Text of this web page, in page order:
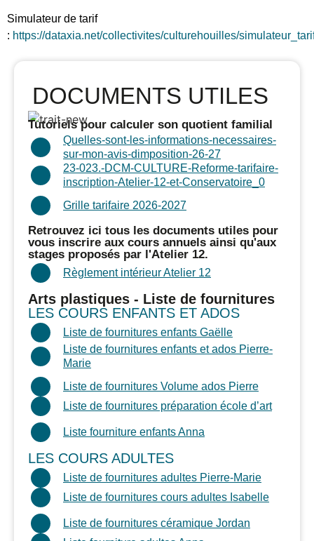
Simulateur de tarif
: https://dataxia.net/collectivites/culturehouilles/
DOCUMENTS UTILES
Tutoriels pour calculer son quotient familial
Quelles-sont-les-informations-necessaires-
sur-mon-avis-dimposition-26-27
23-023.-DCM-CULTURE-Reforme-tarifaire-
inscription-Atelier-12-et-Conservatoire_0
Grille tarifaire 2026-2027
Retrouvez ici tous les documents utiles pour
vous inscrire aux cours annuels ainsi qu'aux
stages proposés par l'Atelier 12.
Règlement intérieur Atelier 12
Arts plastiques - Liste de fournitures
LES COURS ENFANTS ET ADOS
Liste de fournitures enfants Gaëlle
Liste de fournitures enfants et ados Pierre-
Marie
Liste de fournitures Volume ados Pierre
Liste de fournitures préparation école d’art
Liste fourniture enfants Anna
LES COURS ADULTES
Liste de fournitures adultes Pierre-Marie
Liste de fournitures cours adultes Isabelle
Liste de fournitures céramique Jordan